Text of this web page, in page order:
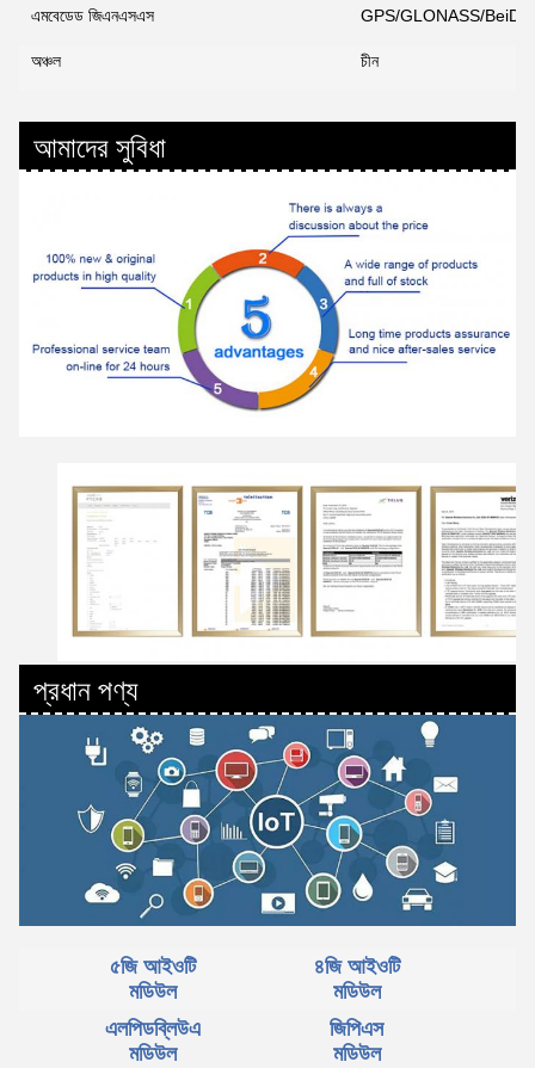
এমবেডেড জিএনএসএস
GPS/GLONASS/
অঞ্চল চীন
আমাদের সুবিধা
প্রধান পণ্য
৫জি আইওটি
মডিউল
৪জি আইওটি
মডিউল
এলপিডব্লিউএ
মডিউল
জিপিএস
মডিউল